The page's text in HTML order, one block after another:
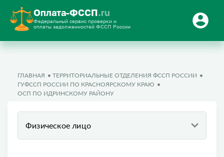
Оплата-ФССП.ru
Федеральный сервис проверки и
оплаты задолженностей ФССП России
ГЛАВНАЯ
ТЕРРИТОРИАЛЬНЫЕ ОТДЕЛЕНИЯ ФССП РОССИИ
ГУФССП РОССИИ ПО КРАСНОЯРСКОМУ КРАЮ
ОСП ПО ИДРИНСКОМУ РАЙОНУ
Физическое лицо